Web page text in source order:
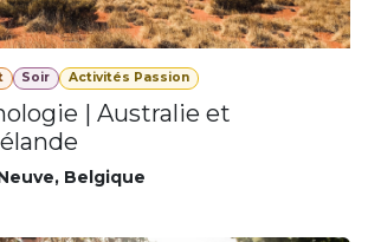
Soir Activités Passion
| Australie et
, Belgique